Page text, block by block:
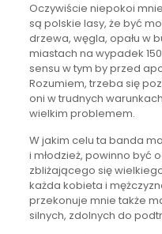
Oczywiście niepokoi
są polskie lasy, że być
drzewa, węgla, opału w
miastach na wypadek
sensu w tym by przed
Rozumiem, trzeba się
oni w trudnych
wielkim problemem.
W jakim celu ta banda
i młodzież, powinno być
zbliżającego się
każda kobieta i
przekonuje mnie także
silnych, zdolnych do